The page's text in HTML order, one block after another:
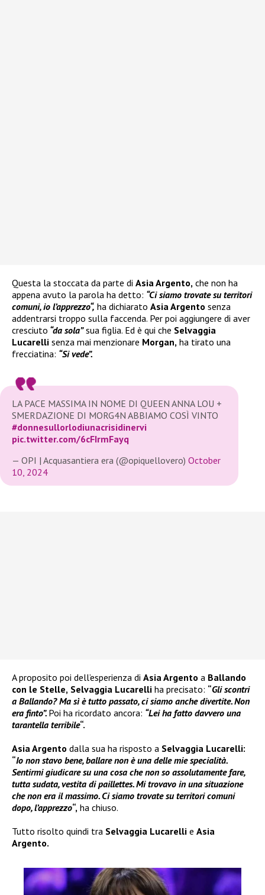
Questa la stoccata da parte di Asia Argento, che non ha
appena avuto la parola ha detto: “Ci siamo trovate su territori
comuni, io l’apprezzo“, ha dichiarato Asia Argento senza
addentrarsi troppo sulla faccenda. Per poi aggiungere di aver
cresciuto “da sola”sua figlia. Ed è qui che Selvaggia
Lucarelli senza mai menzionare Morgan, ha tirato una
frecciatina: “Si vede”.
LA PACE MASSIMA IN NOME DI QUEEN ANNA LOU +
SMERDAZIONE DI MORG4N ABBIAMO COSÌ VINTO
#donnesullorlodiunacrisidinervi
pic.twitter.com/6cFIrmFayq
— OPI | Acquasantiera era (@opiquellovero) October
10, 2024
A proposito poi dell’esperienza di Asia Argento a Ballando
con le Stelle, Selvaggia Lucarelli ha precisato: “Gli scontri
a Ballando? Ma sì è tutto passato, ci siamo anche divertite. Non
era finto”. Poi ha ricordato ancora: “Lei ha fatto davvero una
tarantella terribile“.
Asia Argento dalla sua ha risposto a Selvaggia Lucarelli:
“Io non stavo bene, ballare non è una delle mie specialità.
Sentirmi giudicare su una cosa che non so assolutamente fare,
tutta sudata, vestita di paillettes. Mi trovavo in una situazione
che non era il massimo. Ci siamo trovate su territori comuni
dopo, l’apprezzo“, ha chiuso.
Tutto risolto quindi tra Selvaggia Lucarelli e Asia
Argento.